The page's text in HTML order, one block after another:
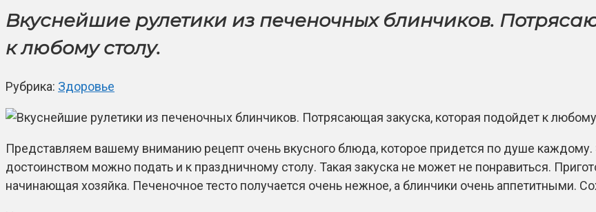
Вкуснейшие рулетики из печеночных блинчиков.
к любому столу.
Рубрика: Здоровье
Представляем вашему вниманию рецепт очень вкусного блюда, которое придется по душе каждому.
достоинством можно подать и к праздничному столу. Такая закуска не может не понравиться.
начинающая хозяйка. Печеночное тесто получается очень нежное, а блинчики очень аппетитными.